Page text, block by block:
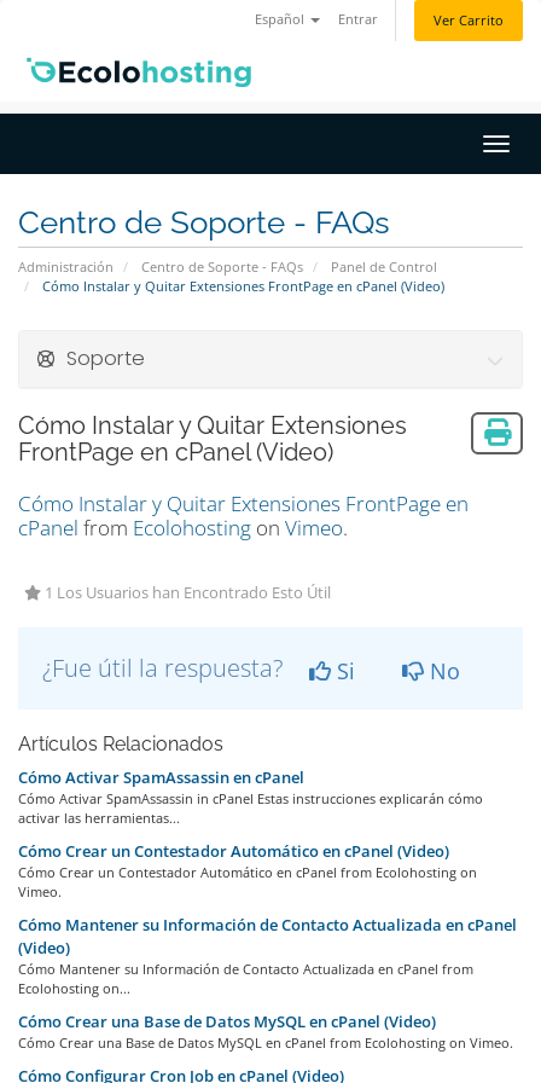
Español Entrar Ver Carrito
Centro de Soporte - FAQs
Administración Centro de Soporte - FAQs
Panel de Control
Cómo Instalar y Quitar Extensiones FrontPage en cPanel (Video)
Soporte
Cómo Instalar y Quitar Extensiones
FrontPage en cPanel (Video)
Cómo Instalar y Quitar Extensiones FrontPage en
cPanel from Ecolohosting on Vimeo.
1 Los Usuarios han Encontrado Esto Útil
¿Fue útil la respuesta? Si No
Artículos Relacionados
Cómo Activar SpamAssassin en cPanel
Cómo Activar SpamAssassin in cPanel Estas instrucciones explicarán cómo
activar las herramientas...
Cómo Crear un Contestador Automático en cPanel (Video)
Cómo Crear un Contestador Automático en cPanel from Ecolohosting on
Vimeo.
Cómo Mantener su Información de Contacto Actualizada en cPanel
(Video)
Cómo Mantener su Información de Contacto Actualizada en cPanel from
Ecolohosting on...
Cómo Crear una Base de Datos MySQL en cPanel (Video)
Cómo Crear una Base de Datos MySQL en cPanel from Ecolohosting on Vimeo.
Cómo Configurar Cron Job en cPanel (Video)